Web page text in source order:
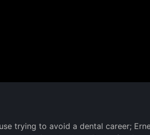
trying to avoid a dental career;